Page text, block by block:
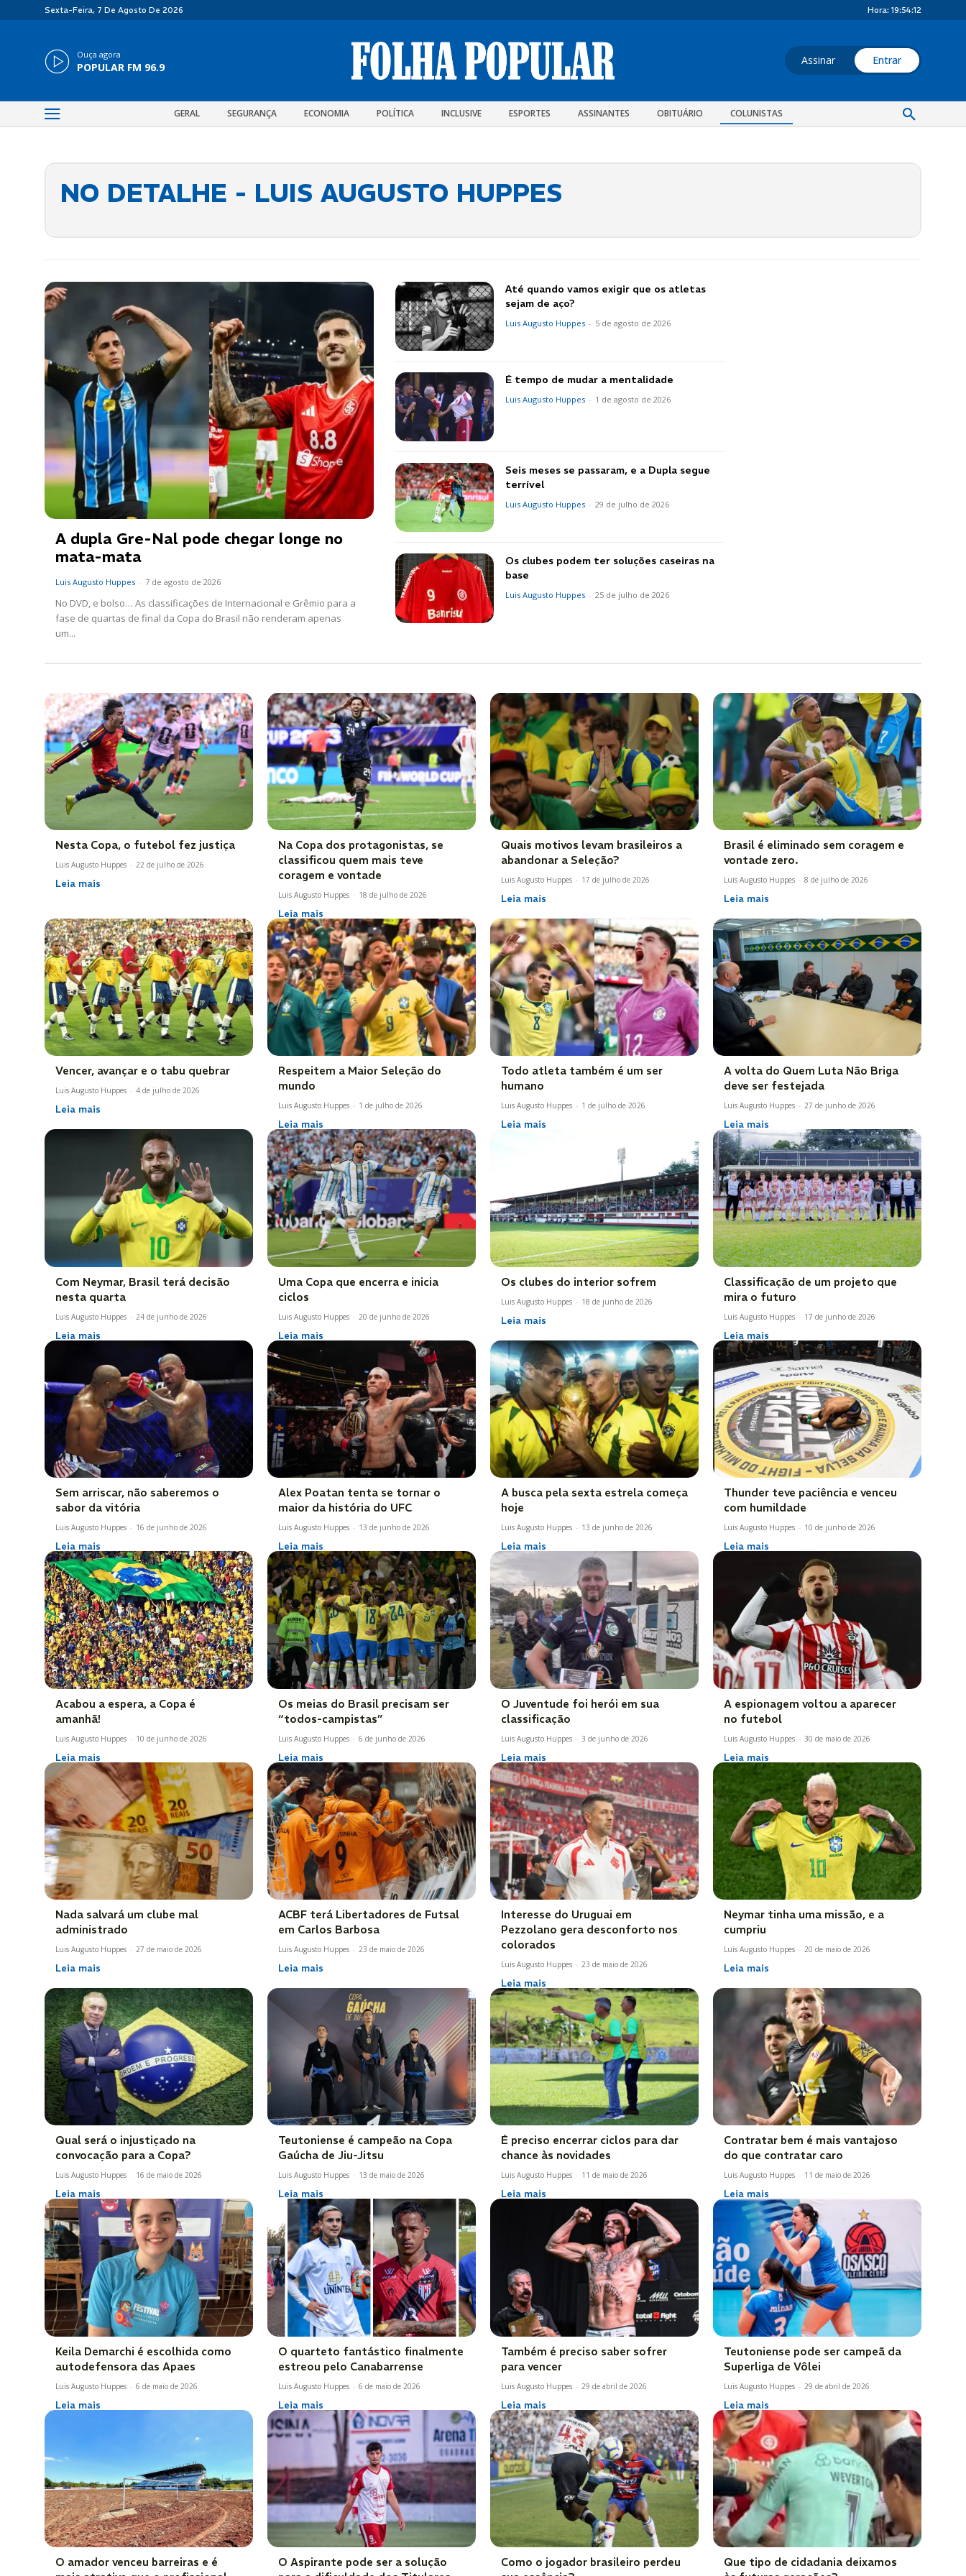
Sexta-Feira, 7 De Agosto De 2026 Hora: 19:54:15
Ouça agora
POPULAR FM 96.9 Assinar Entrar
GERAL SEGURANÇA ECONOMIA POLÍTICA INCLUSIVE ESPORTES ASSINANTES OBITUÁRIO COLUNISTAS
NO DETALHE - LUIS AUGUSTO HUPPES
A dupla Gre-Nal pode chegar longe no
mata-mata
Luis Augusto Huppes - 7 de agosto de 2026
No DVD, e bolso… As classificações de Internacional e Grêmio para a
fase de quartas de final da Copa do Brasil não renderam apenas
um...
Até quando vamos exigir que os atletas
sejam de aço?
Luis Augusto Huppes - 5 de agosto de 2026
É tempo de mudar a mentalidade
Luis Augusto Huppes - 1 de agosto de 2026
Seis meses se passaram, e a Dupla segue
terrível
Luis Augusto Huppes - 29 de julho de 2026
Os clubes podem ter soluções caseiras na
base
Luis Augusto Huppes - 25 de julho de 2026
Nesta Copa, o futebol fez justiça
Luis Augusto Huppes - 22 de julho de 2026
Leia mais
Na Copa dos protagonistas, se
classificou quem mais teve
coragem e vontade
Luis Augusto Huppes - 18 de julho de 2026
Leia mais
Quais motivos levam brasileiros a
abandonar a Seleção?
Luis Augusto Huppes - 17 de julho de 2026
Leia mais
Brasil é eliminado sem coragem e
vontade zero.
Luis Augusto Huppes - 8 de julho de 2026
Leia mais
Vencer, avançar e o tabu quebrar
Luis Augusto Huppes - 4 de julho de 2026
Leia mais
Respeitem a Maior Seleção do
mundo
Luis Augusto Huppes - 1 de julho de 2026
Leia mais
Todo atleta também é um ser
humano
Luis Augusto Huppes - 1 de julho de 2026
Leia mais
A volta do Quem Luta Não Briga
deve ser festejada
Luis Augusto Huppes - 27 de junho de 2026
Leia mais
Com Neymar, Brasil terá decisão
nesta quarta
Luis Augusto Huppes - 24 de junho de 2026
Leia mais
Uma Copa que encerra e inicia
ciclos
Luis Augusto Huppes - 20 de junho de 2026
Leia mais
Os clubes do interior sofrem
Luis Augusto Huppes - 18 de junho de 2026
Leia mais
Classificação de um projeto que
mira o futuro
Luis Augusto Huppes - 17 de junho de 2026
Leia mais
Sem arriscar, não saberemos o
sabor da vitória
Luis Augusto Huppes - 16 de junho de 2026
Leia mais
Alex Poatan tenta se tornar o
maior da história do UFC
Luis Augusto Huppes - 13 de junho de 2026
Leia mais
A busca pela sexta estrela começa
hoje
Luis Augusto Huppes - 13 de junho de 2026
Leia mais
Thunder teve paciência e venceu
com humildade
Luis Augusto Huppes - 10 de junho de 2026
Leia mais
Acabou a espera, a Copa é
amanhã!
Luis Augusto Huppes - 10 de junho de 2026
Leia mais
Os meias do Brasil precisam ser
“todos-campistas”
Luis Augusto Huppes - 6 de junho de 2026
Leia mais
O Juventude foi herói em sua
classificação
Luis Augusto Huppes - 3 de junho de 2026
Leia mais
A espionagem voltou a aparecer
no futebol
Luis Augusto Huppes - 30 de maio de 2026
Leia mais
Nada salvará um clube mal
administrado
Luis Augusto Huppes - 27 de maio de 2026
Leia mais
ACBF terá Libertadores de Futsal
em Carlos Barbosa
Luis Augusto Huppes - 23 de maio de 2026
Leia mais
Interesse do Uruguai em
Pezzolano gera desconforto nos
colorados
Luis Augusto Huppes - 23 de maio de 2026
Leia mais
Neymar tinha uma missão, e a
cumpriu
Luis Augusto Huppes - 20 de maio de 2026
Leia mais
Qual será o injustiçado na
convocação para a Copa?
Luis Augusto Huppes - 16 de maio de 2026
Leia mais
Teutoniense é campeão na Copa
Gaúcha de Jiu-Jitsu
Luis Augusto Huppes - 13 de maio de 2026
Leia mais
É preciso encerrar ciclos para dar
chance às novidades
Luis Augusto Huppes - 11 de maio de 2026
Leia mais
Contratar bem é mais vantajoso
do que contratar caro
Luis Augusto Huppes - 11 de maio de 2026
Leia mais
Keila Demarchi é escolhida como
autodefensora das Apaes
Luis Augusto Huppes - 6 de maio de 2026
Leia mais
O quarteto fantástico finalmente
estreou pelo Canabarrense
Luis Augusto Huppes - 6 de maio de 2026
Leia mais
Também é preciso saber sofrer
para vencer
Luis Augusto Huppes - 29 de abril de 2026
Leia mais
Teutoniense pode ser campeã da
Superliga de Vôlei
Luis Augusto Huppes - 29 de abril de 2026
Leia mais
O amador venceu barreiras e é
O Aspirante pode ser a solução
Como o jogador brasileiro perdeu
Que tipo de cidadania deixamos